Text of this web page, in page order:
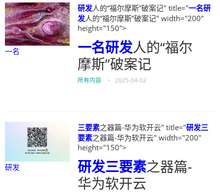
一名
研发人的“福尔摩斯”破案记" title="一名研
发人的“福尔摩斯”破案记" width="200"
height="150">
一名研发人的“福尔
摩斯”破案记
所有内容 • 2025-04-02
研发
三要素之器篇-华为软开云" title="研发三
要素之器篇-华为软开云" width="200"
height="150">
研发三要素之器篇-
华为软开云